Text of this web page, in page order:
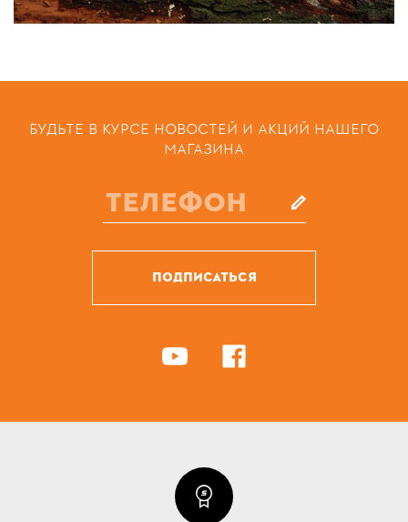
БУДЬТЕ В КУРСЕ НОВОСТЕЙ И АКЦИЙ НАШЕГО
МАГАЗИНА
ПОДПИСАТЬСЯ